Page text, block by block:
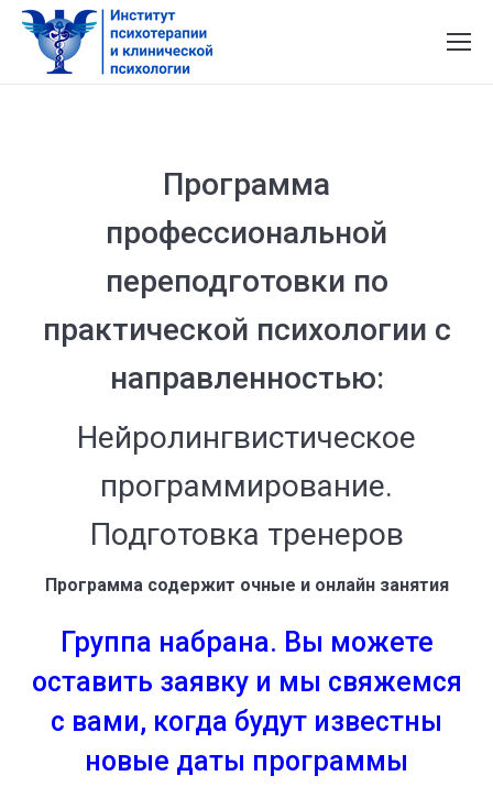
Программа
профессиональной
переподготовки по
практической психологии с
направленностью:
Нейролингвистическое
программирование.
Подготовка тренеров
Программа содержит очные и онлайн занятия
Группа набрана. Вы можете
оставить заявку и мы свяжемся
с вами, когда будут известны
новые даты программы